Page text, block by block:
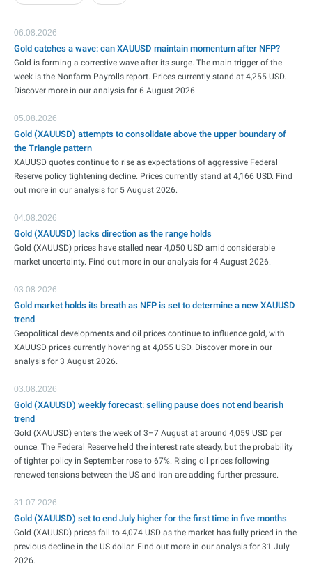
06.08.2026
Gold catches a wave: can XAUUSD maintain momentum after NFP?
Gold is forming a corrective wave after its surge. The main trigger of the
week is the Nonfarm Payrolls report. Prices currently stand at 4,255 USD.
Discover more in our analysis for 6 August 2026.
05.08.2026
Gold (XAUUSD) attempts to consolidate above the upper boundary of
the Triangle pattern
XAUUSD quotes continue to rise as expectations of aggressive Federal
Reserve policy tightening decline. Prices currently stand at 4,166 USD. Find
out more in our analysis for 5 August 2026.
04.08.2026
Gold (XAUUSD) lacks direction as the range holds
Gold (XAUUSD) prices have stalled near 4,050 USD amid considerable
market uncertainty. Find out more in our analysis for 4 August 2026.
03.08.2026
Gold market holds its breath as NFP is set to determine a new XAUUSD
trend
Geopolitical developments and oil prices continue to influence gold, with
XAUUSD prices currently hovering at 4,055 USD. Discover more in our
analysis for 3 August 2026.
03.08.2026
Gold (XAUUSD) weekly forecast: selling pause does not end bearish
trend
Gold (XAUUSD) enters the week of 3–7 August at around 4,059 USD per
ounce. The Federal Reserve held the interest rate steady, but the probability
of tighter policy in September rose to 67%. Rising oil prices following
renewed tensions between the US and Iran are adding further pressure.
31.07.2026
Gold (XAUUSD) set to end July higher for the first time in five months
Gold (XAUUSD) prices fall to 4,074 USD as the market has fully priced in the
previous decline in the US dollar. Find out more in our analysis for 31 July
2026.